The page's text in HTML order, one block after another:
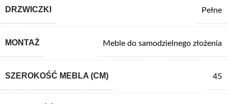
DRZWICZKI Pełne
MONTAŻ Meble do samodzielnego złożenia
SZEROKOŚĆ MEBLA (CM) 45